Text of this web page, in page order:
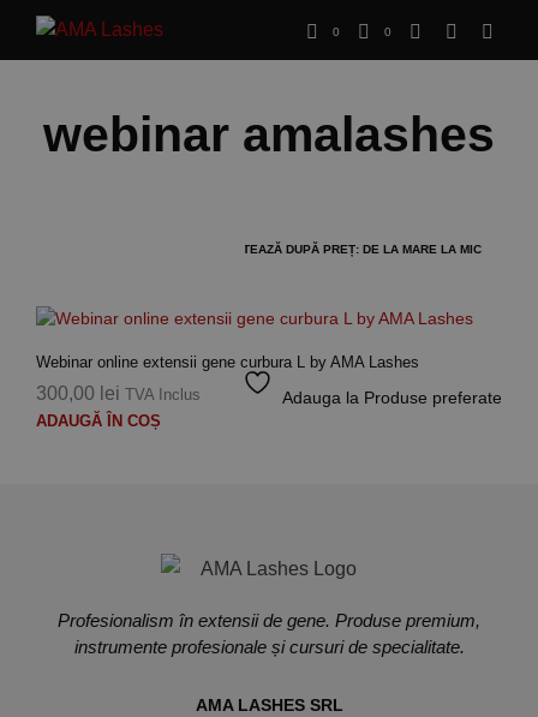
0 0
webinar amalashes
Adauga la Produse preferate
Webinar online extensii gene curbura L by AMA Lashes
300,00 lei TVA Inclus
ADAUGĂ ÎN COȘ
Profesionalism în extensii de gene. Produse premium,
instrumente profesionale și cursuri de specialitate.
AMA LASHES SRL